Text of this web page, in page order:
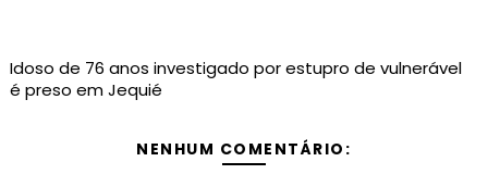
Idoso de 76 anos investigado por estupro de vulnerável
é preso em Jequié
NENHUM COMENTÁRIO: